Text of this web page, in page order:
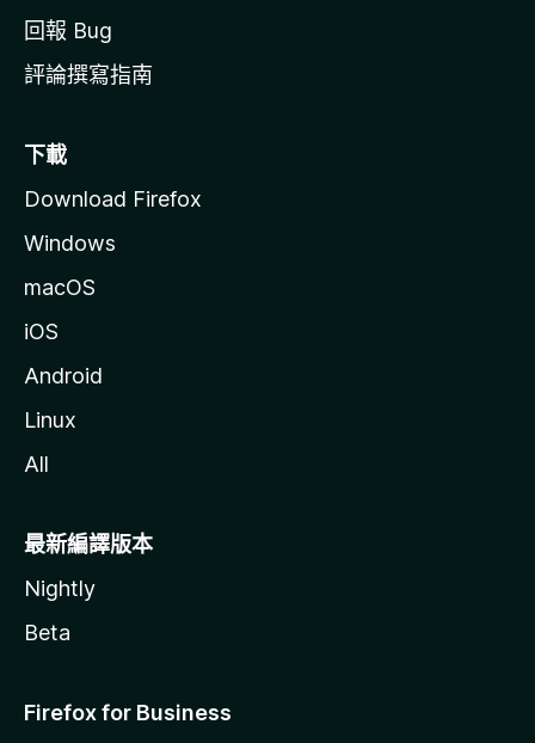
回報 Bug
評論撰寫指南
下載
Download Firefox
Windows
macOS
iOS
Android
Linux
All
最新編譯版本
Nightly
Beta
Firefox for Business